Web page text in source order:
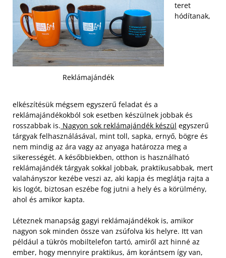
Reklámajándék
teret
hódítanak,
elkészítésük mégsem egyszerű feladat és a
reklámajándékokból sok esetben készülnek jobbak és
rosszabbak is. Nagyon sok reklámajándék készül egyszerű
tárgyak felhasználásával, mint toll, sapka, ernyő, bögre és
nem mindig az ára vagy az anyaga határozza meg a
sikerességét. A későbbiekben, otthon is használható
reklámajándék tárgyak sokkal jobbak, praktikusabbak, mert
valahányszor kezébe veszi az, aki kapja és meglátja rajta a
kis logót, biztosan eszébe fog jutni a hely és a körülmény,
ahol és amikor kapta.
Léteznek manapság gagyi reklámajándékok is, amikor
nagyon sok minden össze van zsúfolva kis helyre. Itt van
például a tükrös mobiltelefon tartó, amiről azt hinné az
ember, hogy mennyire praktikus, ám korántsem így van,